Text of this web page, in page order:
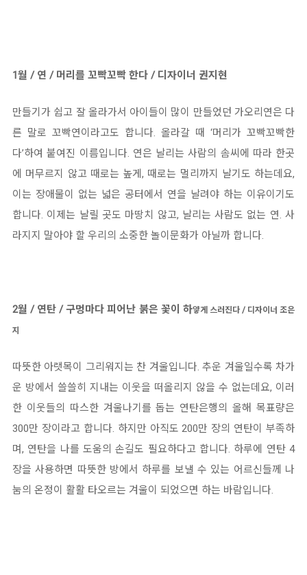
1월 / 연 / 머리를 꼬빡꼬빡 한다 / 디자이너 권지현
만들기가 쉽고 잘 올라가서 아이들이 많이 만들었던 가오리연은 다
른 말로 꼬빡연이라고도 합니다. 올라갈 때 ‘머리가 꼬빡꼬빡한
다’하여 붙여진 이름입니다. 연은 날리는 사람의 솜씨에 따라 한곳
에 머무르지 않고 때로는 높게, 때로는 멀리까지 날기도 하는데요,
이는 장애물이 없는 넓은 공터에서 연을 날려야 하는 이유이기도
합니다. 이제는 날릴 곳도 마땅치 않고, 날리는 사람도 없는 연. 사
라지지 말아야 할 우리의 소중한 놀이문화가 아닐까 합니다.
2월 / 연탄 / 구멍마다 피어난 붉은 꽃이 하얗게 스러진다 / 디자이너 조은
지
따뜻한 아랫목이 그리워지는 찬 겨울입니다. 추운 겨울일수록 차가
운 방에서 쓸쓸히 지내는 이웃을 떠올리지 않을 수 없는데요, 이러
한 이웃들의 따스한 겨울나기를 돕는 연탄은행의 올해 목표량은
300만 장이라고 합니다. 하지만 아직도 200만 장의 연탄이 부족하
며, 연탄을 나를 도움의 손길도 필요하다고 합니다. 하루에 연탄 4
장을 사용하면 따뜻한 방에서 하루를 보낼 수 있는 어르신들께 나
눔의 온정이 활활 타오르는 겨울이 되었으면 하는 바람입니다.